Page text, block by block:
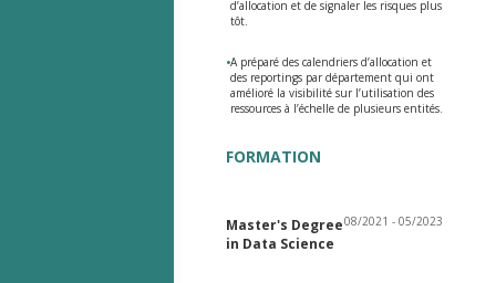
d’allocation et de signaler les risques plus
tôt.
•A préparé des calendriers d’allocation et
des reportings par département qui ont
amélioré la visibilité sur l’utilisation des
ressources à l’échelle de plusieurs entités.
FORMATION
Master's Degree
in Data Science
08/2021 - 05/2023